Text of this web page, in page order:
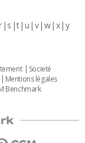
s t u v w x y
Societé
Mentions légales
Benchmark